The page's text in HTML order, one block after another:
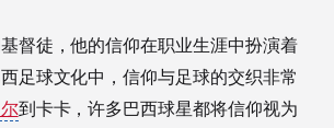
督徒，他的信仰在职业生涯中扮演着
足球文化中，信仰与足球的交织非常
到卡卡，许多巴西球星都将信仰视为